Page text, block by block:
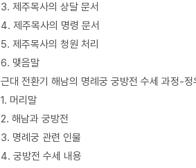
3. 제주목사의 상달 문서
4. 제주목사의 명령 문서
5. 제주목사의 청원 처리
6. 맺음말
근대 전환기 해남의 명례궁 궁방전 수세 과정-
1. 머리말
2. 해남과 궁방전
3. 명례궁 관련 인물
4. 궁방전 수세 내용